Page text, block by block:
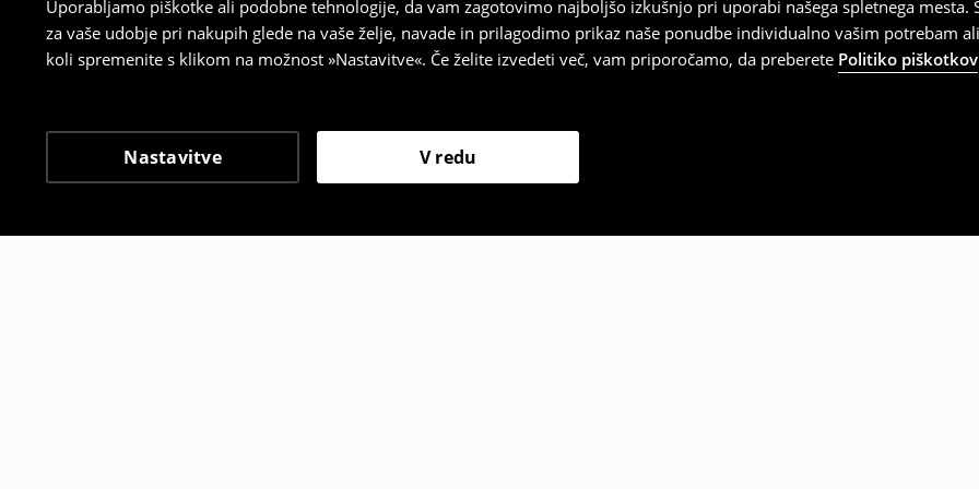
Uporabljamo piškotke ali podobne tehnologije, da vam zagotovimo najboljšo izkušnjo pri uporabi našega spletnega
za vaše udobje pri nakupih glede na vaše želje, navade in prilagodimo prikaz naše ponudbe individualno vašim potrebam
koli spremenite s klikom na možnost »Nastavitve«. Če želite izvedeti več, vam priporočamo, da preberete Politiko piškotkov
Nastavitve V redu